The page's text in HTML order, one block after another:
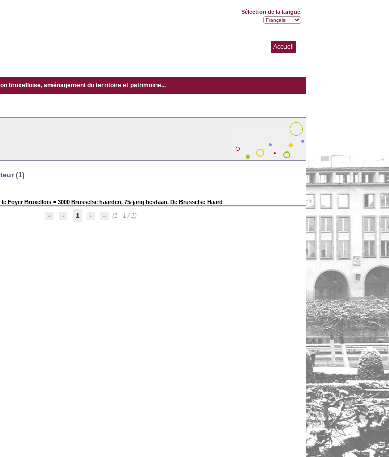
Accueil
bruxelloise, aménagement du territoire et patrimoine...
(1)
Foyer Bruxellois = 3000 Brusselse haarden. 75-jarig bestaan. De Brusselse Haard
1 (1 - 1 / 1)
Sélection de la langue